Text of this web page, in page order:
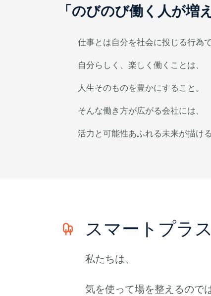
「のびのび働く人が増
仕事とは自分を社会に投じる行為で
自分らしく、楽しく働くことは、
人生そのものを豊かにすること。
そんな働き方が広がる会社には、
活力と可能性あふれる未来が描け
スマートプラ
私たちは、
気を使って場を整えるので